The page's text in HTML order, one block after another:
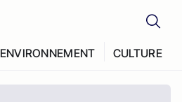
ENVIRONNEMENT CULTURE